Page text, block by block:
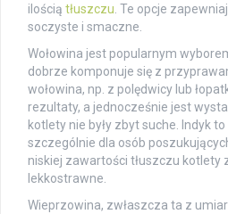
ilością tłuszczu . Te opcje
soczyste i smaczne.
Wołowina jest popularnym
dobrze komponuje się z
wołowina, np. z polędwicy lub
rezultaty, a jednocześnie jest
kotlety nie były zbyt suche. Indyk
szczególnie dla osób
niskiej zawartości tłuszczu kotlety
lekkostrawne.
Wieprzowina, zwłaszcza ta z